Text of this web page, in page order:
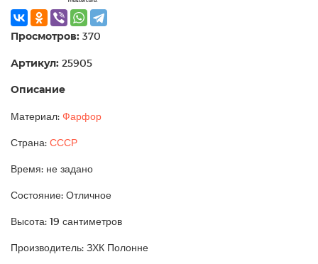
Просмотров: 370
Артикул: 25905
Описание
Материал: Фарфор
Страна: СССР
Время: не задано
Состояние: Отличное
Высота: 19 сантиметров
Производитель: ЗХК Полонне